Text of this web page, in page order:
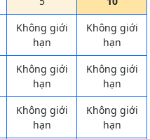
Không giới
hạn
Không giới
hạn
Không giới
hạn
Không giới
hạn
Không giới
hạn
Không giới
hạn